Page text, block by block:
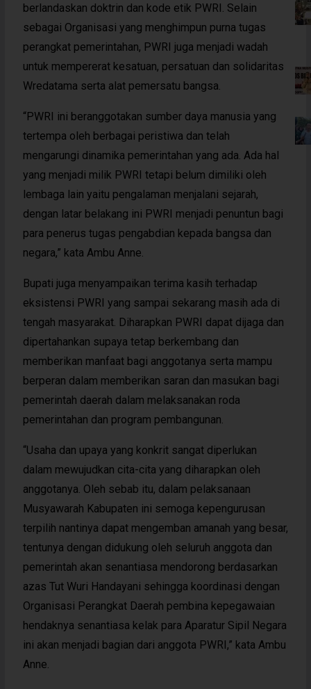
berlandaskan doktrin dan kode etik PWRI. Selain
sebagai Organisasi yang menghimpun purna tugas
perangkat pemerintahan, PWRI juga menjadi wadah
untuk mempererat kesatuan, persatuan dan solidaritas
Wredatama serta alat pemersatu bangsa.
“PWRI ini beranggotakan sumber daya manusia yang
tertempa oleh berbagai peristiwa dan telah
mengarungi dinamika pemerintahan yang ada. Ada hal
yang menjadi milik PWRI tetapi belum dimiliki oleh
lembaga lain yaitu pengalaman menjalani sejarah,
dengan latar belakang ini PWRI menjadi penuntun bagi
para penerus tugas pengabdian kepada bangsa dan
negara,” kata Ambu Anne.
Bupati juga menyampaikan terima kasih terhadap
eksistensi PWRI yang sampai sekarang masih ada di
tengah masyarakat. Diharapkan PWRI dapat dijaga dan
dipertahankan supaya tetap berkembang dan
memberikan manfaat bagi anggotanya serta mampu
berperan dalam memberikan saran dan masukan bagi
pemerintah daerah dalam melaksanakan roda
pemerintahan dan program pembangunan.
“Usaha dan upaya yang konkrit sangat diperlukan
dalam mewujudkan cita-cita yang diharapkan oleh
anggotanya. Oleh sebab itu, dalam pelaksanaan
Musyawarah Kabupaten ini semoga kepengurusan
terpilih nantinya dapat mengemban amanah yang besar,
tentunya dengan didukung oleh seluruh anggota dan
pemerintah akan senantiasa mendorong berdasarkan
azas Tut Wuri Handayani sehingga koordinasi dengan
Organisasi Perangkat Daerah pembina kepegawaian
hendaknya senantiasa kelak para Aparatur Sipil Negara
ini akan menjadi bagian dari anggota PWRI,” kata Ambu
Anne.